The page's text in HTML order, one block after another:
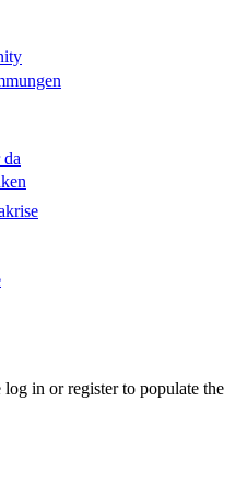
in or register to populate the